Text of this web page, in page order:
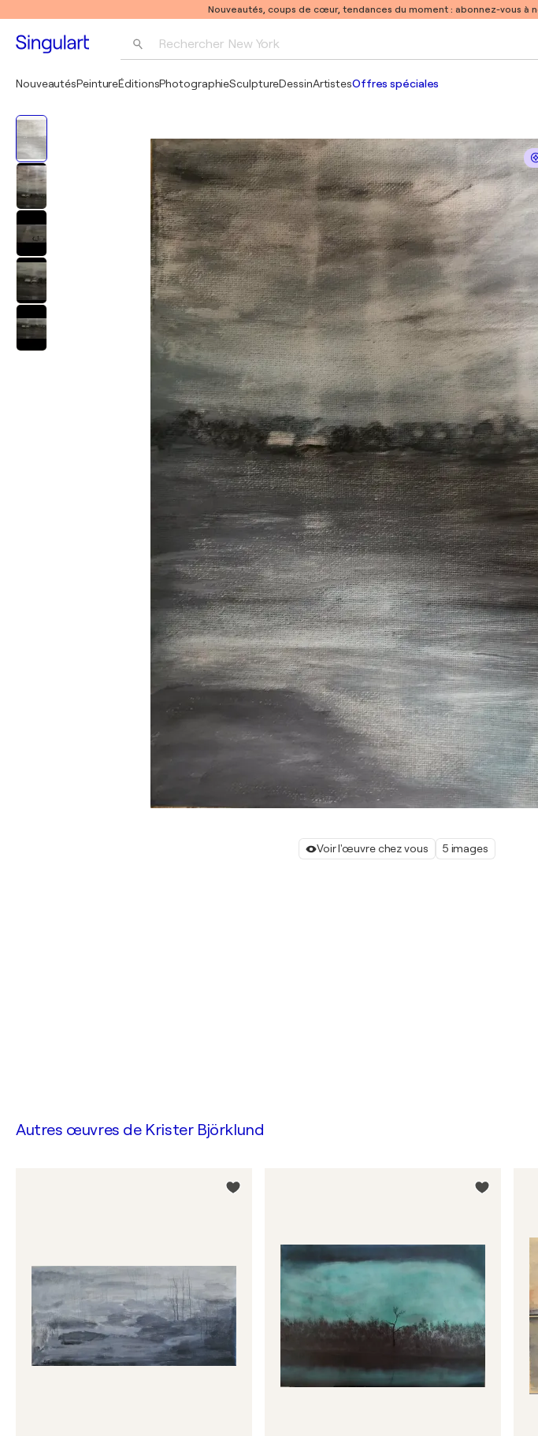
Nouveautés, coups de cœur, tendances du moment : abonnez-vous à
Rechercher New York
Pablo Picasso
NouveautésPeintureÉditionsPhotographieSculptureDessinArtistesOffres spéciales
Voir l'œuvre chez vous 5 images
Autres œuvres de Krister Björklund